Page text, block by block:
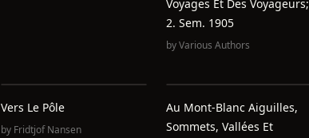
Voyages Et Des Voyageurs;
2. Sem. 1905
byVarious Authors
Vers Le Pôle
by Fridtjof Nansen
Au Mont-Blanc Aiguilles,
Sommets, Vallées Et